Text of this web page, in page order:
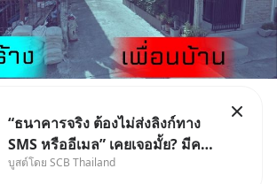
“ธนาคารจริง ต้องไม่ส่งลิงก์ทาง
SMS หรืออีเมล” เคยเจอมั้ย? มีคน
อ้างว่าโทรจากธนาคาร บอกว่า
บูสต์โดย SCB Thailand